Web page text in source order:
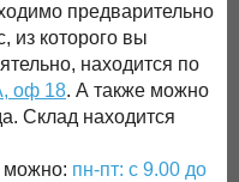
предварительно
из которого вы
находится по
оф 18. А также можно
Склад находится
можно: пн-пт: с 9.00 до